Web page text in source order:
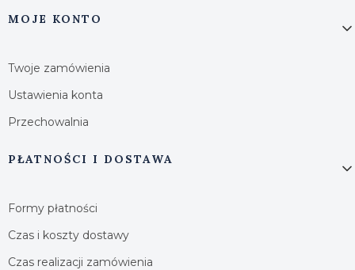
MOJE KONTO
Twoje zamówienia
Ustawienia konta
Przechowalnia
PŁATNOŚCI I DOSTAWA
Formy płatności
Czas i koszty dostawy
Czas realizacji zamówienia